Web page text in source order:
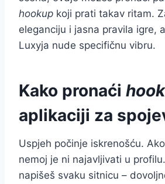
hookup koji prati takav ritam.
eleganciju i jasna pravila igre,
Luxyja nude specifičnu vibru.
Kako pronaći
aplikaciji za
Uspjeh počinje iskrenošću.
nemoj je ni najavljivati u
napišeš svaku sitnicu –